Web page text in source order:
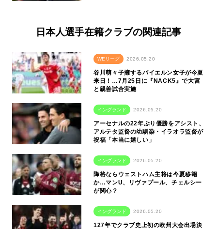
日本人選手在籍クラブの関連記事
WEリーグ 2026.05.20
谷川萌々子擁するバイエルン女子が今夏
来日！…7月25日に『NACK5』で大宮
と親善試合実施
イングランド 2026.05.20
アーセナルの22年ぶり優勝をアシスト、
アルテタ監督の幼馴染・イラオラ監督が
祝福「本当に嬉しい」
イングランド 2026.05.20
降格ならウェストハム主将は今夏移籍
か…マンU、リヴァプール、チェルシー
が関心？
イングランド 2026.05.20
127年でクラブ史上初の欧州大会出場決